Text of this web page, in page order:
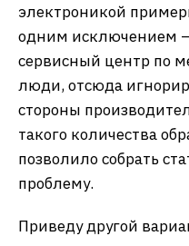
электроникой
одним исключением
сервисный центр по
люди, отсюда
стороны
такого количества
позволило собрать
проблему.
Приведу другой